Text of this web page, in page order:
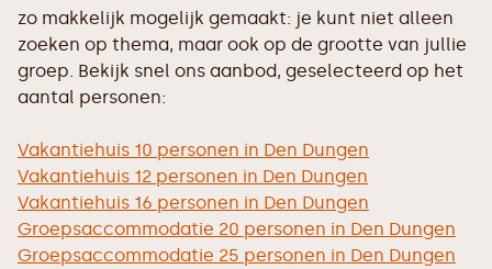
zo makkelijk mogelijk gemaakt: je kunt niet alleen
zoeken op thema, maar ook op de grootte van jullie
groep. Bekijk snel ons aanbod, geselecteerd op het
aantal personen:
Vakantiehuis 10 personen in Den Dungen
Vakantiehuis 12 personen in Den Dungen
Vakantiehuis 16 personen in Den Dungen
Groepsaccommodatie 20 personen in Den Dungen
Groepsaccommodatie 25 personen in Den Dungen